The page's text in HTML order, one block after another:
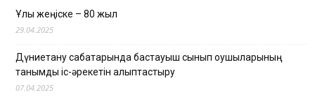
Ұлы жеңіске – 80 жыл
29.04.2025
Дүниетану сабақтарында бастауыш сынып оқушыларының
танымдық іс-әрекетін қалыптастыру
07.04.2025